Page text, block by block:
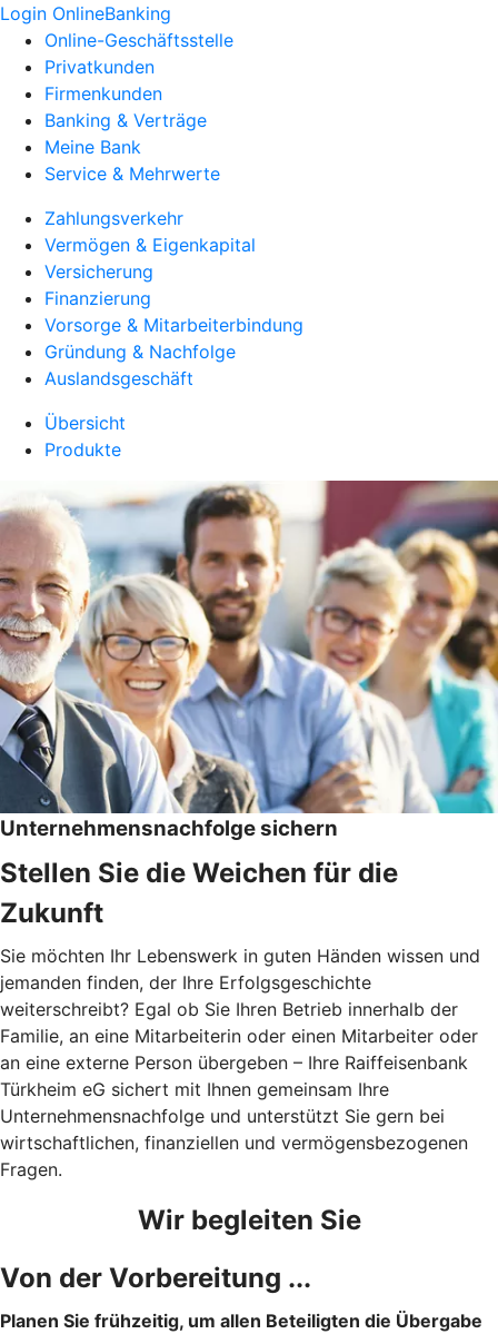
Login OnlineBanking
Online-Geschäftsstelle
Privatkunden
Firmenkunden
Banking & Verträge
Meine Bank
Service & Mehrwerte
Zahlungsverkehr
Vermögen & Eigenkapital
Versicherung
Finanzierung
Vorsorge & Mitarbeiterbindung
Gründung & Nachfolge
Auslandsgeschäft
Übersicht
Produkte
Unternehmensnachfolge sichern
Stellen Sie die Weichen für die
Zukunft
Sie möchten Ihr Lebenswerk in guten Händen wissen und
jemanden finden, der Ihre Erfolgsgeschichte
weiterschreibt? Egal ob Sie Ihren Betrieb innerhalb der
Familie, an eine Mitarbeiterin oder einen Mitarbeiter oder
an eine externe Person übergeben – Ihre Raiffeisenbank
Türkheim eG sichert mit Ihnen gemeinsam Ihre
Unternehmensnachfolge und unterstützt Sie gern bei
wirtschaftlichen, finanziellen und vermögensbezogenen
Fragen.
Wir begleiten Sie
Von der Vorbereitung ...
Planen Sie frühzeitig, um allen Beteiligten die Übergabe